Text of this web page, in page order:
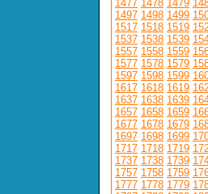
1477 1478 1479
1497 1498 1499
1517 1518 1519
1537 1538 1539
1557 1558 1559
1577 1578 1579
1597 1598 1599
1617 1618 1619
1637 1638 1639
1657 1658 1659
1677 1678 1679
1697 1698 1699
1717 1718 1719
1737 1738 1739
1757 1758 1759
1777 1778 1779